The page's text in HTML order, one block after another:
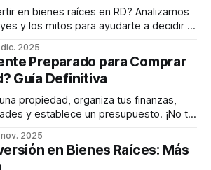
en bienes raíces en RD? Analizamos
y los mitos para ayudarte a decidir si
2025
Preparado para Comprar
Guía Definitiva
propiedad, organiza tus finanzas,
y establece un presupuesto. ¡No te
de tus sueños.
2025
en Bienes Raíces: Más